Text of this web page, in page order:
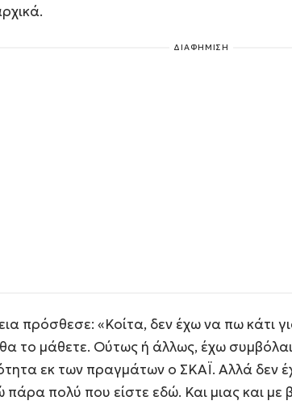
ΔΙΑΦΗΜΙΣΗ
πρόσθεσε: «Κοίτα, δεν έχω να πω κάτι
θα το μάθετε. Ούτως ή άλλως, έχω
εκ των πραγμάτων ο ΣΚΑΪ. Αλλά δεν
πάρα πολύ που είστε εδώ. Και μιας και με